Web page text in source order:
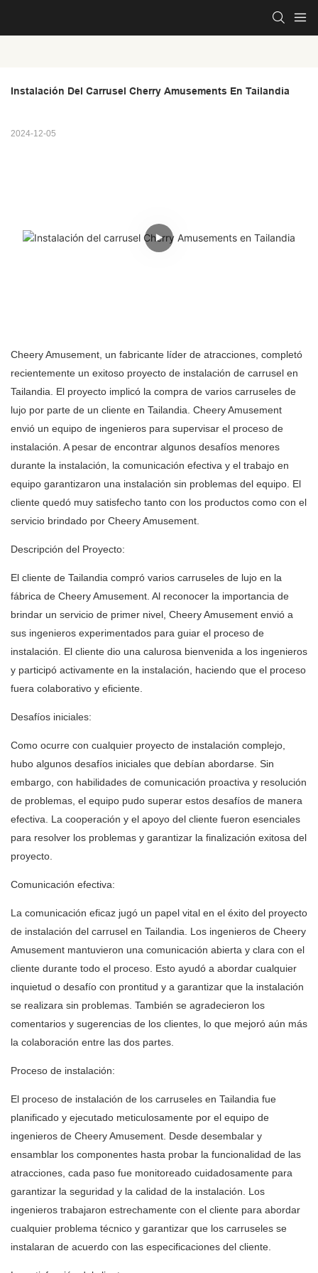
Instalación Del Carrusel Cherry Amusements En Tailandia
2024-12-05
Cheery Amusement, un fabricante líder de atracciones, completó
recientemente un exitoso proyecto de instalación de carrusel en
Tailandia. El proyecto implicó la compra de varios carruseles de
lujo por parte de un cliente en Tailandia. Cheery Amusement
envió un equipo de ingenieros para supervisar el proceso de
instalación. A pesar de encontrar algunos desafíos menores
durante la instalación, la comunicación efectiva y el trabajo en
equipo garantizaron una instalación sin problemas del equipo. El
cliente quedó muy satisfecho tanto con los productos como con el
servicio brindado por Cheery Amusement.
Descripción del Proyecto:
El cliente de Tailandia compró varios carruseles de lujo en la
fábrica de Cheery Amusement. Al reconocer la importancia de
brindar un servicio de primer nivel, Cheery Amusement envió a
sus ingenieros experimentados para guiar el proceso de
instalación. El cliente dio una calurosa bienvenida a los ingenieros
y participó activamente en la instalación, haciendo que el proceso
fuera colaborativo y eficiente.
Desafíos iniciales:
Como ocurre con cualquier proyecto de instalación complejo,
hubo algunos desafíos iniciales que debían abordarse. Sin
embargo, con habilidades de comunicación proactiva y resolución
de problemas, el equipo pudo superar estos desafíos de manera
efectiva. La cooperación y el apoyo del cliente fueron esenciales
para resolver los problemas y garantizar la finalización exitosa del
proyecto.
Comunicación efectiva:
La comunicación eficaz jugó un papel vital en el éxito del proyecto
de instalación del carrusel en Tailandia. Los ingenieros de Cheery
Amusement mantuvieron una comunicación abierta y clara con el
cliente durante todo el proceso. Esto ayudó a abordar cualquier
inquietud o desafío con prontitud y a garantizar que la instalación
se realizara sin problemas. También se agradecieron los
comentarios y sugerencias de los clientes, lo que mejoró aún más
la colaboración entre las dos partes.
Proceso de instalación:
El proceso de instalación de los carruseles en Tailandia fue
planificado y ejecutado meticulosamente por el equipo de
ingenieros de Cheery Amusement. Desde desembalar y
ensamblar los componentes hasta probar la funcionalidad de las
atracciones, cada paso fue monitoreado cuidadosamente para
garantizar la seguridad y la calidad de la instalación. Los
ingenieros trabajaron estrechamente con el cliente para abordar
cualquier problema técnico y garantizar que los carruseles se
instalaran de acuerdo con las especificaciones del cliente.